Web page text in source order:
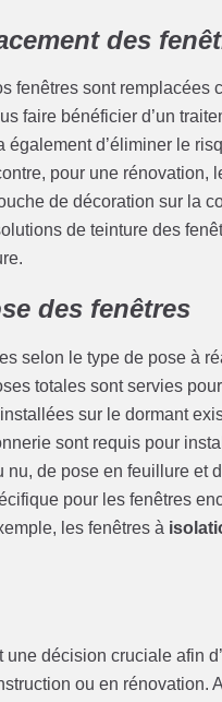
des
fenêtres sont
faire bénéficier d’un
également d’éliminer le
pour une
de décoration sur la
de teinture des
des fenêtres
selon le type de pose à
totales sont servies
sur le dormant
sont requis pour
nu, de pose en feuillure
pour les fenêtres
les fenêtres à
décision cruciale afin
ou en rénovation.